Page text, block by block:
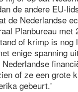
de andere EU-
de Nederlandse
Planbureau met
of krimp is nog
enige spanning
of ze een grote
gebeurt.'